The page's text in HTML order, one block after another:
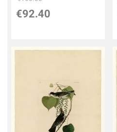
€92.40